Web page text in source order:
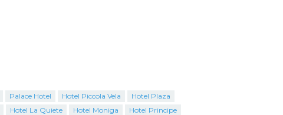
Palace Hotel Hotel Piccola Vela
Hotel Plaza
Hotel La Quiete Hotel Moniga
Hotel Principe